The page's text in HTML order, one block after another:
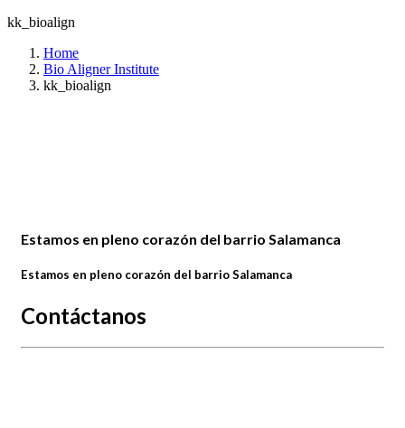
kk_bioalign
Home
Bio Aligner Institute
kk_bioalign
Estamos en pleno corazón del barrio Salamanca
Estamos en pleno corazón del barrio Salamanca
Contáctanos